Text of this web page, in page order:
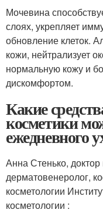
Мочевина
слоях, укрепляет
обновление клеток.
кожи, нейтрализует
нормальную кожу и
дискомфортом.
Какие
косметики
ежедневного
Анна Стенько,
дерматовенеролог,
косметологии
косметологии :